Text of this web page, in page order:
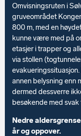
Omvisningsruten i
gruveområdet
800 m, med en
kunne være med på
etasjer i trapper og
via stollen
annen belysning enn
dermed dessverre
besøkende med
Nedre
år og oppover.